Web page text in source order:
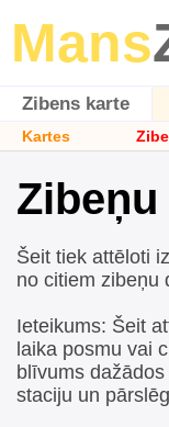
Mans
Zibens karte
Kartes
Šeit tiek attēloti
no citiem zibeņu
Ieteikums: Šeit
laika posmu vai
blīvums
staciju un